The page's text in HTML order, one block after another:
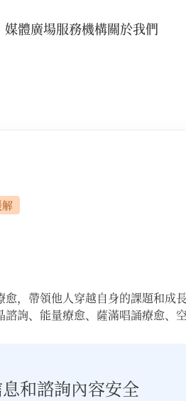
媒體廣場服務機構關於我們
，帶領他人穿越自身的課題和
詢、能量療愈、薩滿唱誦療愈、空
和諮詢內容安全